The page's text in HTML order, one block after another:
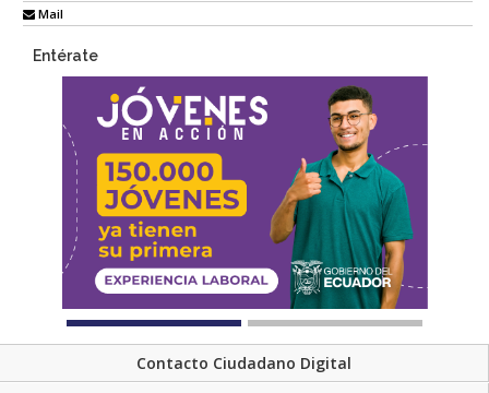
Mail
Entérate
Contacto Ciudadano Digital